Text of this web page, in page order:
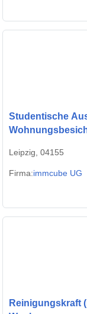
Studentische
Leipzig, 04155
Firma:immcube UG
Reinigungskraft